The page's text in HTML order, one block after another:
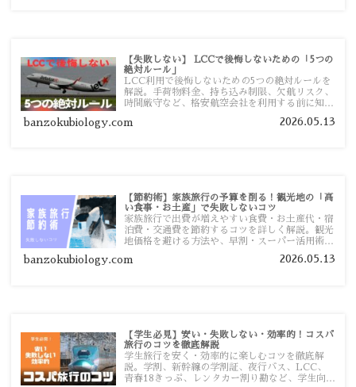
【失敗しない】 LCCで後悔しないための「5つの
絶対ルール」
LCC利用で後悔しないための5つの絶対ルールを
解説。手荷物料金、持ち込み制限、欠航リスク、
時間厳守など、格安航空会社を利用する前に知っ
す。
banzokubiology.com 2026.05.13
【節約術】家族旅行の予算を削る！観光地の「高
い食事・お土産」で失敗しないコツ
家族旅行で出費が増えやすい食費・お土産代・宿
泊費・交通費を節約するコツを詳しく解説。観光
地価格を避ける方法や、早割・スーパー活用術、
banzokubiology.com 2026.05.13
【学生必見】安い・失敗しない・効率的！コスパ
旅行のコツを徹底解説
学生旅行を安く・効率的に楽しむコツを徹底解
説。学割、新幹線の学割証、夜行バス、LCC、
青春18きっぷ、レンタカー割り勘など、学生向け